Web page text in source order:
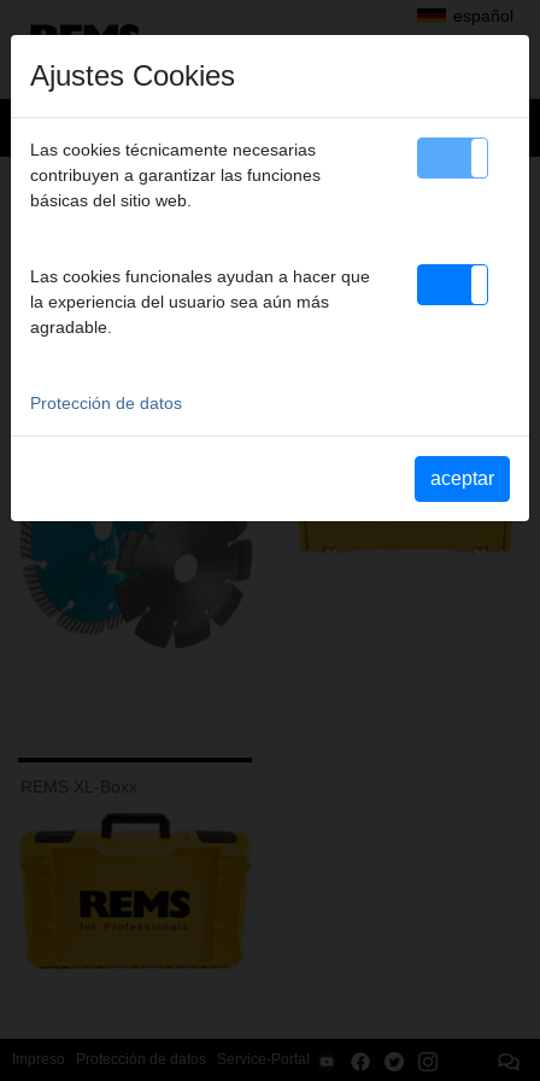
español
ACCESORIO
REMS Universal-Diamant-
REMS XL-Boxx
Impreso Protección de datos Service-Portal
Ajustes Cookies
Las cookies técnicamente necesarias
contribuyen a garantizar las funciones
básicas del sitio web.
Las cookies funcionales ayudan a hacer que
la experiencia del usuario sea aún más
agradable.
Protección de datos
aceptar